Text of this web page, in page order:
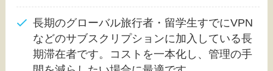
長期のグローバル旅行者・留学生すでにVPN
などのサブスクリプションに加入している長
期滞在者です。コストを一本化し、管理の手